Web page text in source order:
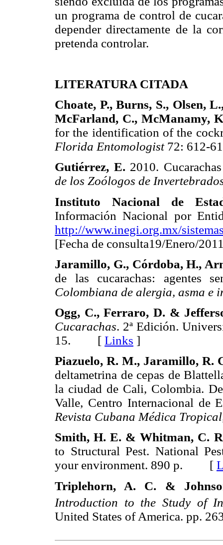
un programa de control de
depender directamente de la
pretenda controlar.
LITERATURA CITADA
Choate, P., Burns, S., Olsen,
McFarland, C., McManamy,
for the identification of the
Florida Entomologist72:
Gutiérrez, E. 2010.
de los Zoólogos de
Instituto Nacional de
Información Nacional por
http://www.inegi.org.mx/
[Fecha de consulta19/
Jaramillo, G., Córdoba, H.,
de las cucarachas: agentes
Colombiana de alergia, asma e
Ogg, C., Ferraro, D. &
Cucarachas. 2ª Edición.
15. [ Links ]
Piazuelo, R. M., Jaramillo, R.
deltametrina de cepas de
la ciudad de Cali, Colombia.
Valle, Centro Internacional de
Revista Cubana Médica Tropical
Smith, H. E. & Whitman, C.
to Structural Pest. National
your environment. 890 p. [
Triplehorn, A. C. &
Introduction to the Study of
United States of America.